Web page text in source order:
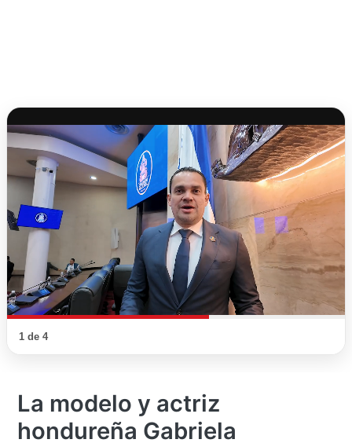
1 de 4
La modelo y actriz
hondureña Gabriela